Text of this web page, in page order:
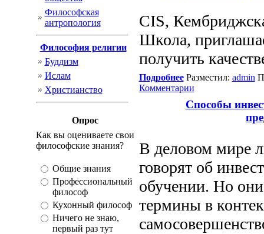
Философская
антропология
Философия религии
Буддизм
Ислам
Христианство
Опрос
Как вы оцениваете свои
философские знания?
Общие знания
Профессиональный
философ
Кухонный философ
Ничего не знаю,
первый раз тут
CIS,
Школа,
получить
ПодробнееРазместил: admin
Комментарии
Способы
В деловом мире
говорят об
обучении. Но
термины в